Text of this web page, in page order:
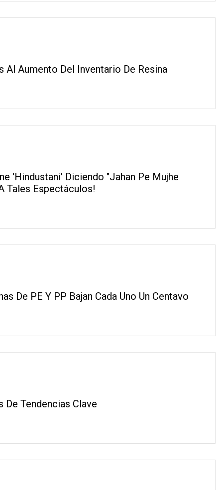
Aumento Del Inventario De Resina
'Hindustani' Diciendo "Jahan Pe Mujhe
Tales Espectáculos!
De PE Y PP Bajan Cada Uno Un Centavo
Tendencias Clave